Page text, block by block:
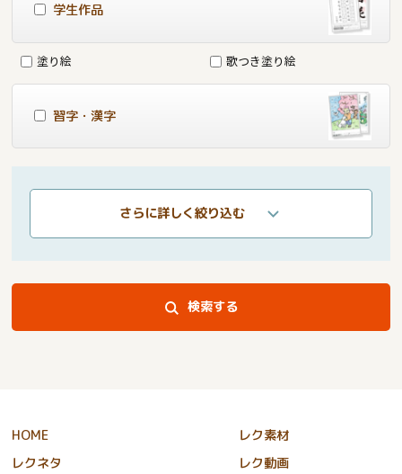
学生作品
塗り絵 歌つき塗り絵
習字・漢字
さらに詳しく絞り込む
検索する
HOME
レク素材
レクネタ
レク動画